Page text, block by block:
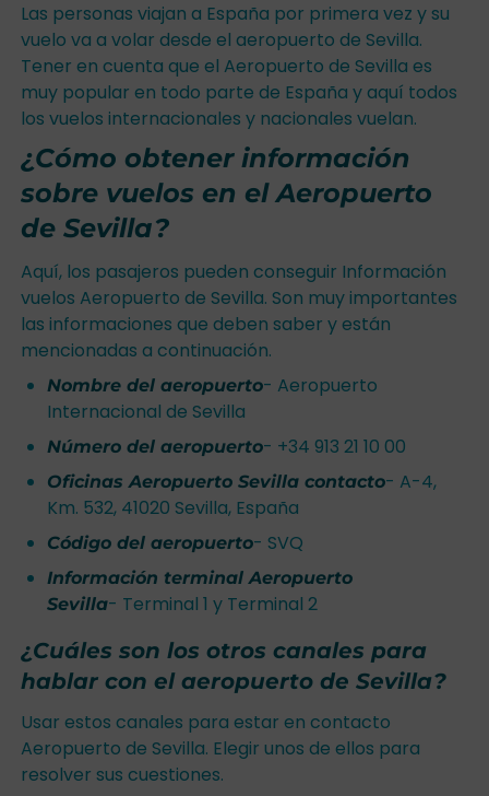
Las personas viajan a España por primera vez y su
vuelo va a volar desde el aeropuerto de Sevilla.
Tener en cuenta que el Aeropuerto de Sevilla es
muy popular en todo parte de España y aquí todos
los vuelos internacionales y nacionales vuelan.
¿Cómo obtener información
sobre vuelos en el Aeropuerto
de Sevilla?
Aquí, los pasajeros pueden conseguir Información
vuelos Aeropuerto de Sevilla. Son muy importantes
las informaciones que deben saber y están
mencionadas a continuación.
Nombre del aeropuerto- Aeropuerto
Internacional de Sevilla
Número del aeropuerto- +34 913 21 10 00
Oficinas Aeropuerto Sevilla contacto- A-4,
Km. 532, 41020 Sevilla, España
Código del aeropuerto- SVQ
Información terminal Aeropuerto
Sevilla- Terminal 1 y Terminal 2
¿Cuáles son los otros canales para
hablar con el aeropuerto de Sevilla?
Usar estos canales para estar en contacto
Aeropuerto de Sevilla. Elegir unos de ellos para
resolver sus cuestiones.